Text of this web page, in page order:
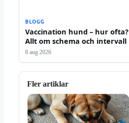
BLOGG
Vaccination hund – hur ofta?
Allt om schema och intervall
8 aug 2026
Fler artiklar